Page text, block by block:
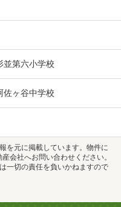
並第六小学校
佐ヶ谷中学校
を元に掲載しています。物件に
会社へお問い合わせください。
一切の責任を負いかねますので